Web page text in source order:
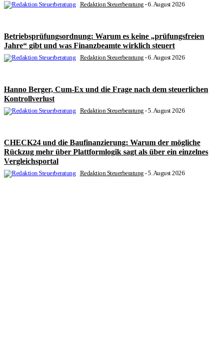
Redaktion Steuerberatung -6. August 2026
Betriebsprüfungsordnung: Warum es keine „prüfungsfreien
Jahre“ gibt und was Finanzbeamte wirklich steuert
Redaktion Steuerberatung -6. August 2026
Hanno Berger, Cum-Ex und die Frage nach dem steuerlichen
Kontrollverlust
Redaktion Steuerberatung -5. August 2026
CHECK24 und die Baufinanzierung: Warum der mögliche
Rückzug mehr über Plattformlogik sagt als über ein einzelnes
Vergleichsportal
Redaktion Steuerberatung -5. August 2026